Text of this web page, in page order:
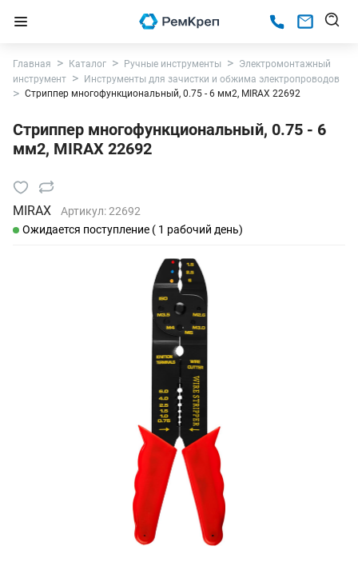
Главная Каталог Ручные инструменты
Электромонтажный
инструмент
Инструменты для зачистки и обжима электропроводов
Стриппер многофункциональный, 0.75 - 6 мм2, MIRAX 22692
Стриппер многофункциональный, 0.75 - 6
мм2, MIRAX 22692
MIRAX Артикул:22692
Ожидается поступление ( 1 рабочий день)